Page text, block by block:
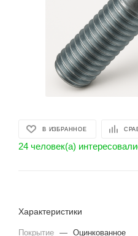
В ИЗБРАННОЕ
24 человек(а)
Характеристики
Покрытие — Оцинкованное